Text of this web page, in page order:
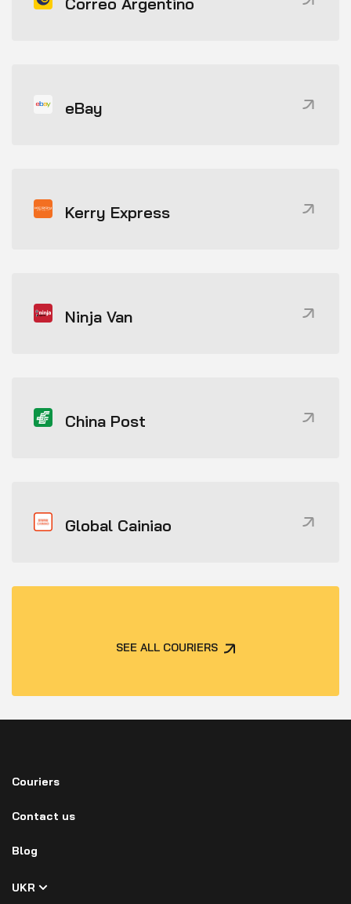
eBay
Kerry Express
Ninja Van
China Post
Global Cainiao
SEE ALL COURIERS
Couriers
Contact us
Blog
UKR